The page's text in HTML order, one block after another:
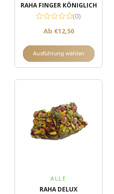
RAHA FINGER KÖNIGLICH
(0)
Ab €12,50
Ausführung wählen
ALLE
RAHA DELUX